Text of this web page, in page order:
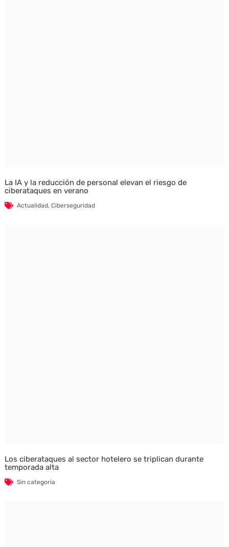
La IA y la reducción de personal elevan el riesgo de
ciberataques en verano
Actualidad, Ciberseguridad
Los ciberataques al sector hotelero se triplican durante
temporada alta
Sin categoría